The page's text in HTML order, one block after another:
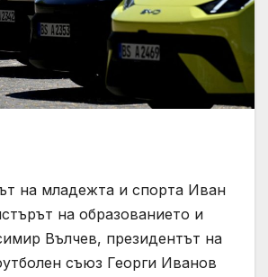
на младежта и спорта Иван
на образованието и
Вълчев, президентът на
съюз Георги Иванов